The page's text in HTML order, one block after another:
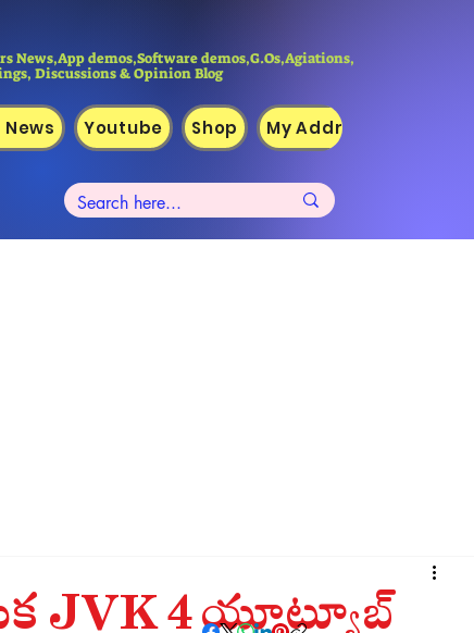
Youtube Shop My Addresses
News,App demos,Software demos,G.Os,Agiations,
Discussions & Opinion Blog